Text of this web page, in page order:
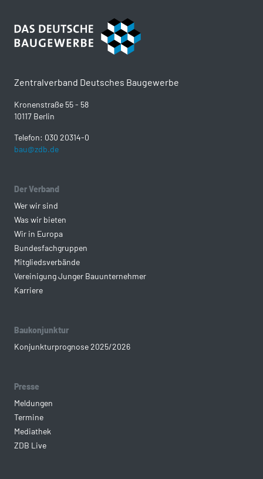
Zentralverband Deutsches Baugewerbe
Kronenstraße 55 - 58
10117 Berlin
Telefon: 030 20314-0
bau@zdb.de
Der Verband
Wer wir sind
Was wir bieten
Wir in Europa
Bundesfachgruppen
Mitgliedsverbände
Vereinigung Junger Bauunternehmer
Karriere
Baukonjunktur
Konjunkturprognose 2025/2026
Presse
Meldungen
Termine
Mediathek
ZDB Live